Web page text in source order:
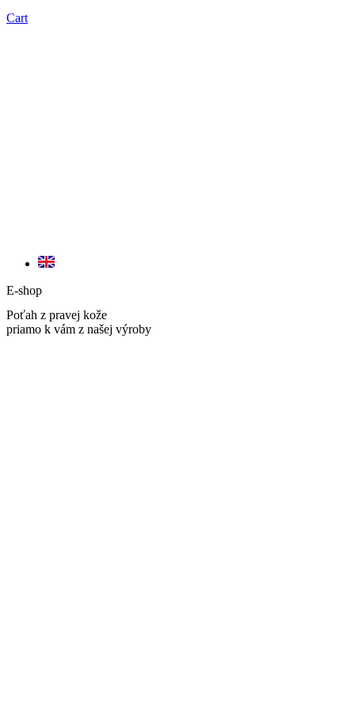
Cart
E-shop
Poťah z pravej kože
priamo k vám z našej výroby